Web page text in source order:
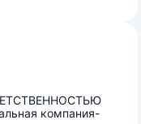
компания-